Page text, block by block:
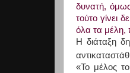
δυνατή,
τούτο γίνει
όλα τα μέλη,
Η διάταξη
«Το μέλος